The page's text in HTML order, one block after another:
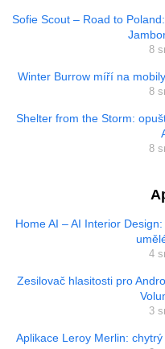
Sofie Scout – Road to
8
Winter Burrow míří na
8
Shelter from the Storm:
8
Home AI – AI Interior
4
Zesilovač hlasitosti pro
3
Aplikace Leroy Merlin: